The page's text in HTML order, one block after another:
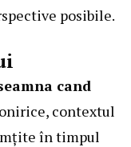
posibile.
cand
contextul
în timpul